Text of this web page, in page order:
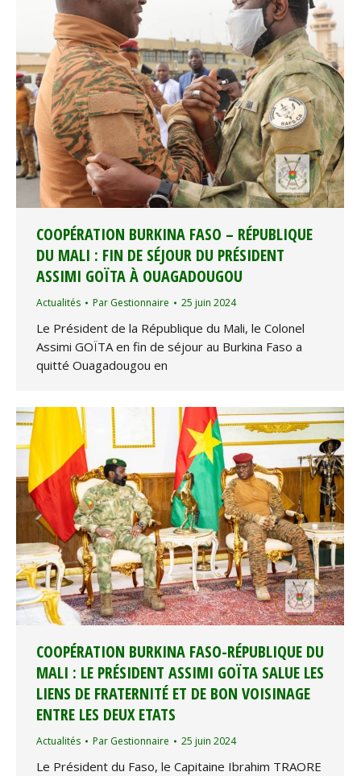
COOPÉRATION BURKINA FASO – RÉPUBLIQUE
DU MALI : FIN DE SÉJOUR DU PRÉSIDENT
ASSIMI GOÏTA À OUAGADOUGOU
Actualités Par Gestionnaire 25 juin 2024
Le Président de la République du Mali, le Colonel
Assimi GOÏTA en fin de séjour au Burkina Faso a
quitté Ouagadougou en
COOPÉRATION BURKINA FASO-RÉPUBLIQUE DU
MALI : LE PRÉSIDENT ASSIMI GOÏTA SALUE LES
LIENS DE FRATERNITÉ ET DE BON VOISINAGE
ENTRE LES DEUX ETATS
Actualités Par Gestionnaire 25 juin 2024
Le Président du Faso, le Capitaine Ibrahim TRAORE